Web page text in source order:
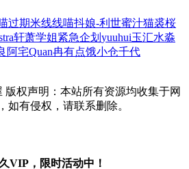
过期米线线喵抖娘-利世蜜汁猫裘桜
轩萧学姐紧急企划 yuuhui玉汇水淼
阿宅Quan冉有点饿小仓千代
版权声明：本站所有资源均收集于网
如有侵权，请联系删除。
VIP，限时活动中！